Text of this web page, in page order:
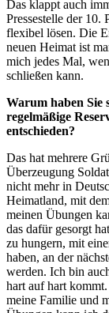
Das klappt auch
Pressestelle der 10.
flexibel lösen. Die
neuen Heimat ist
mich jedes Mal,
schließen kann.
Warum haben Sie
regelmäßige
entschieden?
Das hat mehrere
Überzeugung
nicht mehr in
Heimatland, mit
meinen Übungen
das dafür gesorgt
zu hungern, mit
haben, an der
werden. Ich bin
hart auf hart
meine Familie und